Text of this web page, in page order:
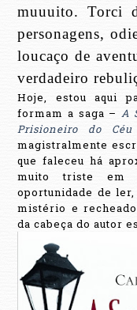
muuuito. Torci
personagens,
loucaço de
verdadeiro
Hoje, estou aqui
formam a saga – A
Prisioneiro do Céu
magistralmente
que faleceu há
muito triste em
oportunidade de
mistério e
da cabeça do autor